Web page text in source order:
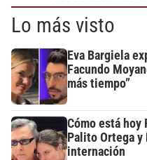
Lo más visto
Eva Bargiela
Facundo
más tiempo”
Cómo está hoy
Palito Ortega y
internación